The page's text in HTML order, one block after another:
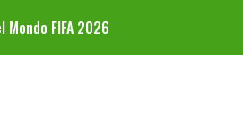
Mondo FIFA 2026